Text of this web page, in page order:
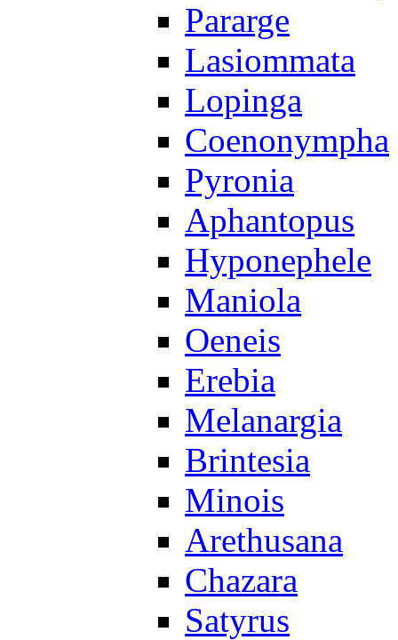
Pararge
Lasiommata
Lopinga
Coenonympha
Pyronia
Aphantopus
Hyponephele
Maniola
Oeneis
Erebia
Melanargia
Brintesia
Minois
Arethusana
Chazara
Satyrus